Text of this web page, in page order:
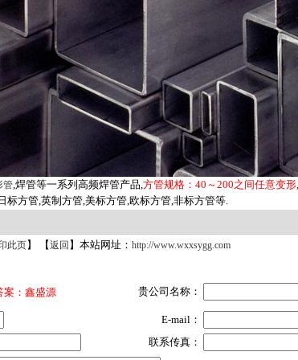
管 ,焊管等一系列高频焊管产品, 方管规格：40～200之间任意变形
标方管,英制方管,美标方管,欧标方管,非标方管等.
此页】 【返回 】本站网址： http://www.wxxsygg.com
案：鑫盛源 贵公司名称：
E-mail：
联系传真：